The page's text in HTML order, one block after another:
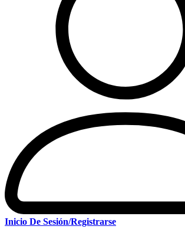
Inicio De Sesión/Registrarse